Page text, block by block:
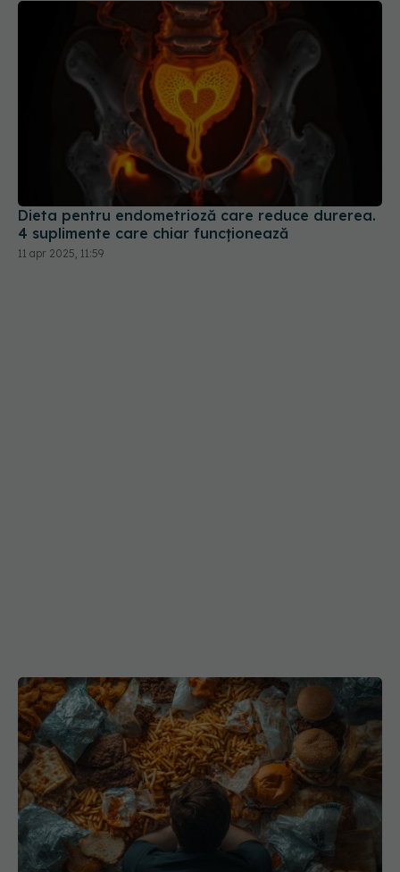
Dieta pentru endometrioză care reduce durerea.
4 suplimente care chiar funcționează
11 apr 2025, 11:59